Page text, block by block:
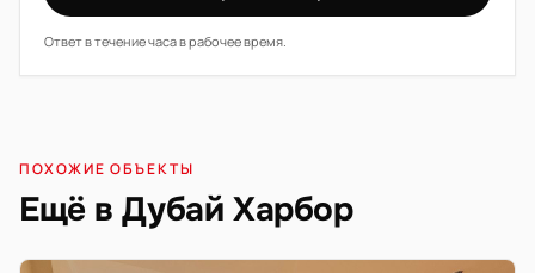
Ответ в течение часа в рабочее время.
ПОХОЖИЕ ОБЪЕКТЫ
Ещё в Дубай Харбор